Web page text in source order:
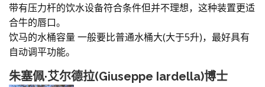
带有压力杆的饮水设备符合条件但并不理想，这种装置更适
合牛的唇口。
饮马的水桶容量 一般要比普通水桶大(大于5升)，最好具有
自动调平功能。
朱塞佩·艾尔德拉(Giuseppe Iardella)博士